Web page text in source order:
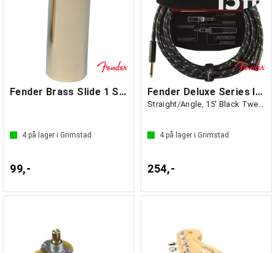
Fender Brass Slide 1 Standard Medium
4på lager i Grimstad
99,-
Fender Deluxe Series Instrument Cable
Straight/Angle, 15' Black Tweed
4på lager i Grimstad
254,-